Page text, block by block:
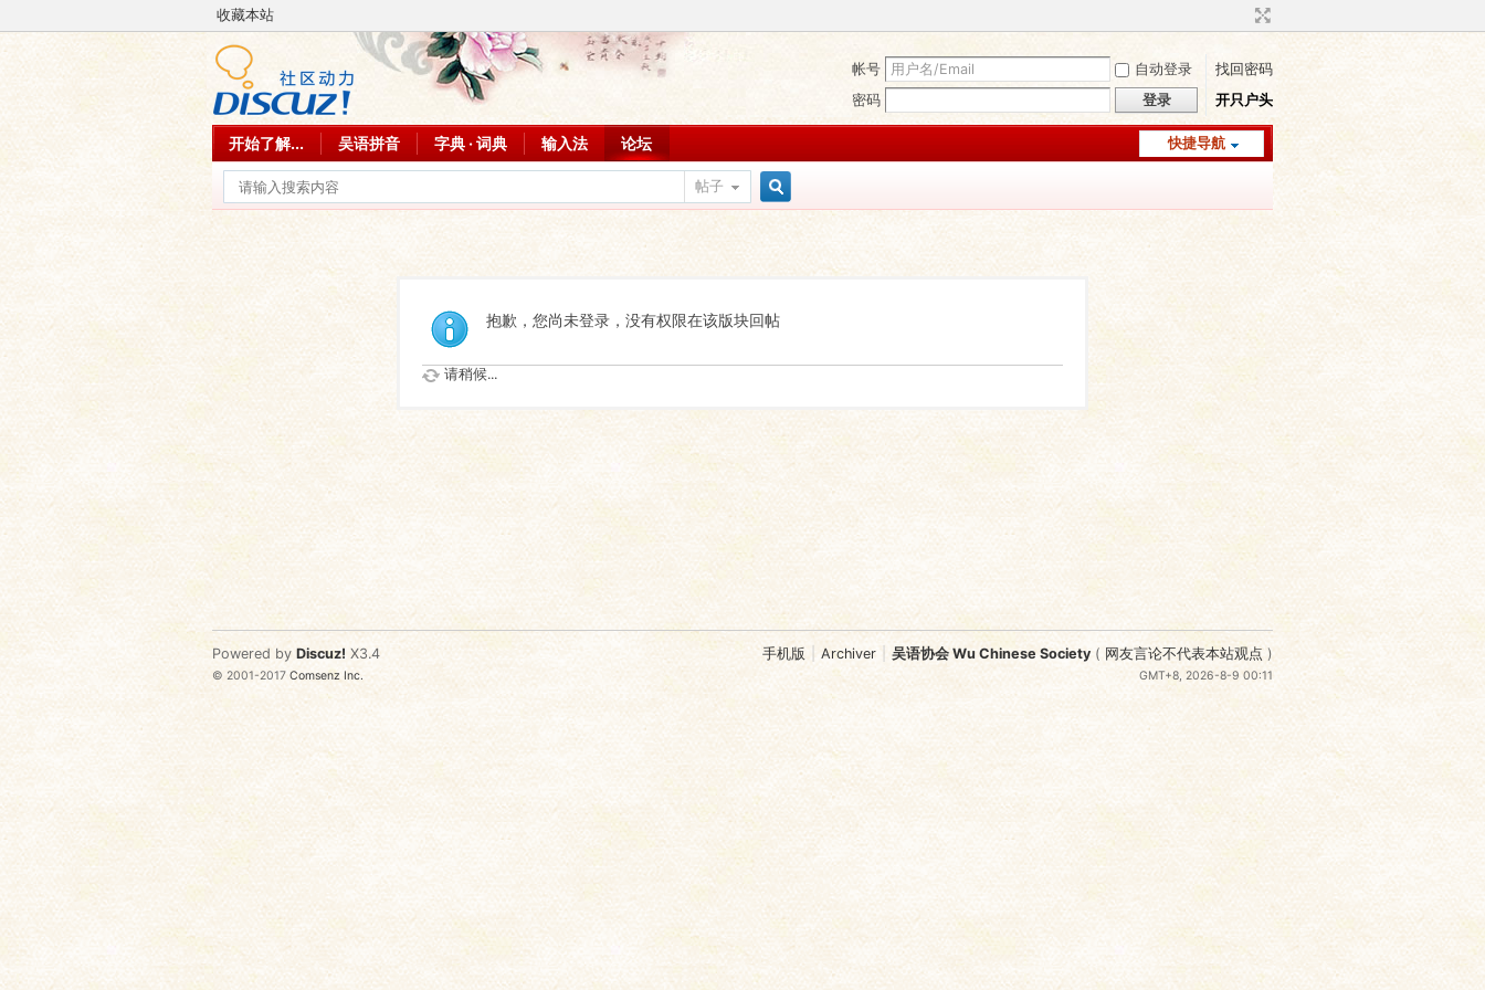
收藏本站
帐号 自动登录
找回密码
密码
登录 开只户头
快捷导航
开始了解... 吴语拼音 字典 · 词典 输入法 论坛
帖子
索
抱歉，您尚未登录，没有权限在该版块回帖
请稍候...
手机版 Archiver 吴语协会 Wu Chinese Society ( 网友言论不代表本站观点 )
GMT+8, 2026-8-9 00:11
Powered by Discuz! X3.4
© 2001-2017 Comsenz Inc.